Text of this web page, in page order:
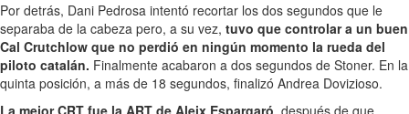
Por detrás, Dani Pedrosa intentó recortar los dos segundos que le
separaba de la cabeza pero, a su vez, tuvo que controlar a un buen
Cal Crutchlow que no perdió en ningún momento la rueda del
piloto catalán. Finalmente acabaron a dos segundos de Stoner. En la
quinta posición, a más de 18 segundos, finalizó Andrea Dovizioso.